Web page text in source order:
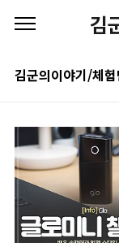
김
김군의이야기/체